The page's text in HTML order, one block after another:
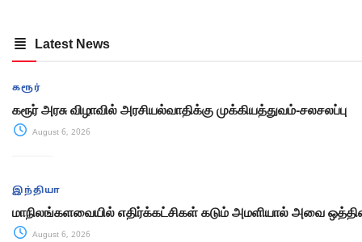
Latest News
கரூர்
கரூர் அரசு விழாவில் அரசியல்வாதிக்கு முக்கியத்துவம்-சலசலப்பு
August 6, 2026
இந்தியா
மாநிலங்களவையில் எதிர்க்கட்சிகள் கடும் அமளியால் அவை
August 6, 2026